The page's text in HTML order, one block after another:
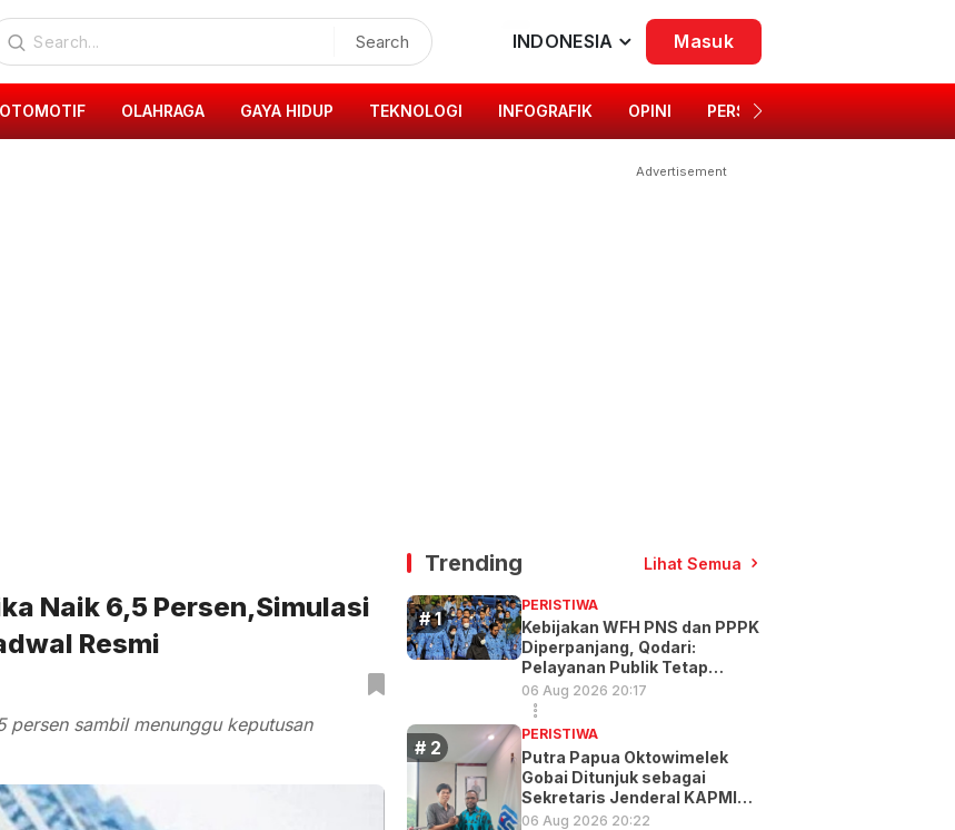
Search INDONESIA Masuk
OTOMOTIF OLAHRAGA GAYA HIDUP TEKNOLOGI INFOGRAFIK OPINI PERSONA
Advertisement
Naik 6,5 Persen,Simulasi
Resmi
sambil menunggu keputusan
Trending Lihat Semua
PERISTIWA
Kebijakan WFH PNS dan PPPK
Diperpanjang, Qodari:
Pelayanan Publik Tetap
Optimal
06 Aug 2026 20:17
PERISTIWA
Putra Papua Oktowimelek
Gobai Ditunjuk sebagai
Sekretaris Jenderal KAPMI
PT
06 Aug 2026 20:22